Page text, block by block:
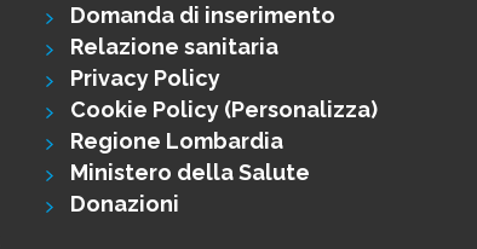
Domanda di inserimento
Relazione sanitaria
Privacy Policy
Cookie Policy (Personalizza)
Regione Lombardia
Ministero della Salute
Donazioni